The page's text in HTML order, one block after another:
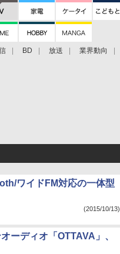
BD 放送 業界動向
ワイドFM対応の一体型
(2015/10/13)
ーディオ「OTTAVA」、